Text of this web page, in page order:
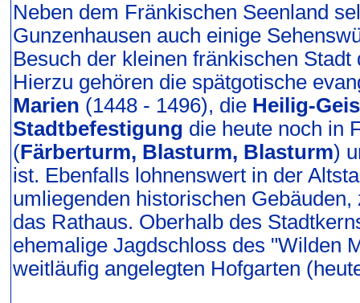
Neben dem Fränkischen Seenland
Gunzenhausen auch einige
Besuch der kleinen fränkischen
Hierzu gehören die spätgotische
Marien (1448 - 1496), die Heilig-
Stadtbefestigung die heute noch in
(Färberturm, Blasturm, Blasturm)
ist. Ebenfalls lohnenswert in der
umliegenden historischen
das Rathaus. Oberhalb des
ehemalige Jagdschloss des "Wilden
weitläufig angelegten Hofgarten